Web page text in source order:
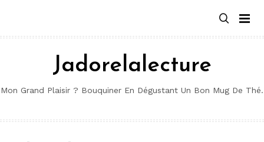
contenu
Jadorelalecture
Mon Grand Plaisir ? Bouquiner En Dégustant Un Bon Mug De Thé.